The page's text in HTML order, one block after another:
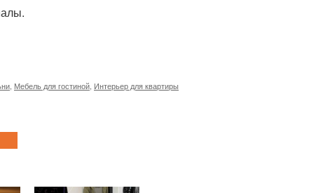
Мебель для гостиной Интерьер для квартиры